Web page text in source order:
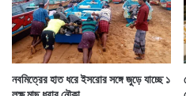
নবমিত্রের হাত ধরে ইসরোর সঙ্গে জুড়ে যাচ্ছে ১